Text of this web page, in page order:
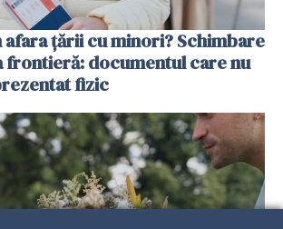
afara țării cu minori? Schimbare
frontieră: documentul care nu
fizic